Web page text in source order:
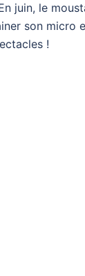
juin, le
son micro
!